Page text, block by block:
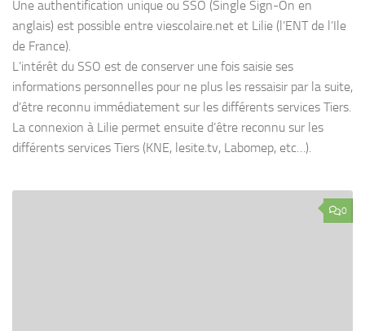
Une authentification unique ou SSO (Single Sign-On en
anglais) est possible entre viescolaire.net et Lilie (l’ENT de l’Ile
de France).
L’intérêt du SSO est de conserver une fois saisie ses
informations personnelles pour ne plus les ressaisir par la suite,
d’être reconnu immédiatement sur les différents services Tiers.
La connexion à Lilie permet ensuite d’être reconnu sur les
différents services Tiers (KNE, lesite.tv, Labomep, etc…).
0